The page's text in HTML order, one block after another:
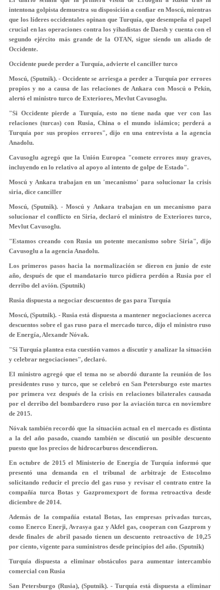
intentona golpista demuestra su disposición a confiar en Moscú, mientras
que los líderes occidentales opinan que Turquía, que desempeña el papel
crucial en las operaciones contra los yihadistas de Daesh y cuenta con el
segundo ejército más grande de la OTAN, sigue siendo un aliado de
Occidente.
Occidente puede perder a Turquía, advierte el canciller turco
Moscú, (Sputnik). - Occidente se arriesga a perder a Turquía por errores
propios y no a causa de las relaciones de Ankara con Moscú o Pekín,
alertó el ministro turco de Exteriores, Mevlut Cavusoglu.
"Si Occidente pierde a Turquía, esto no tiene nada que ver con las
relaciones (turcas) con Rusia, China o el mundo islámico; perderá a
Turquía por sus propios errores", dijo en una entrevista a la agencia
Anadolu.
Cavusoglu agregó que la Unión Europea "comete errores muy graves,
incluyendo en lo relativo al apoyo al intento de golpe de Estado".
Moscú y Ankara trabajan en un 'mecanismo' para solucionar la crisis
siria, dice canciller
Moscú, (Sputnik). - Moscú y Ankara trabajan en un mecanismo para
solucionar el conflicto en Siria, declaró el ministro de Exteriores turco,
Mevlut Cavusoglu.
"Estamos creando con Rusia un potente mecanismo sobre Siria", dijo
Cavusoglu a la agencia Anadolu.
Los primeros pasos hacia la normalización se dieron en junio de este
año, después de que el mandatario turco pidiera perdón a Rusia por el
derribo del avión. (Sputnik)
Rusia dispuesta a negociar descuentos de gas para Turquía
Moscú, (Sputnik). - Rusia está dispuesta a mantener negociaciones acerca
descuentos sobre el gas ruso para el mercado turco, dijo el ministro ruso
de Energía, Alexandr Nóvak.
"Si Turquía plantea esta cuestión vamos a discutir y analizar la situación
y celebrar negociaciones", declaró.
El ministro agregó que el tema no se abordó durante la reunión de los
presidentes ruso y turco, que se celebró en San Petersburgo este martes
por primera vez después de la crisis en relaciones bilaterales causada
por el derribo del bombardero ruso por la aviación turca en noviembre
de 2015.
Nóvak también recordó que la situación actual en el mercado es distinta
a la del año pasado, cuando también se discutió un posible descuento
puesto que los precios de hidrocarburos descendieron.
En octubre de 2015 el Ministerio de Energía de Turquía informó que
presentó una demanda en el tribunal de arbitraje de Estocolmo
solicitando reducir el precio del gas ruso y revisar el contrato entre la
compañía turca Botas y Gazpromexport de forma retroactiva desde
diciembre de 2014.
Además de la compañía estatal Botas, las empresas privadas turcas,
como Enerco Enerji, Avrasya gaz y Akfel gas, cooperan con Gazprom y
desde finales de abril pasado tienen un descuento retroactivo de 10,25
por ciento, vigente para suministros desde principios del año. (Sputnik)
Turquía dispuesta a eliminar obstáculos para aumentar intercambio
comercial con Rusia
San Petersburgo (Rusia), (Sputnik). - Turquía está dispuesta a eliminar